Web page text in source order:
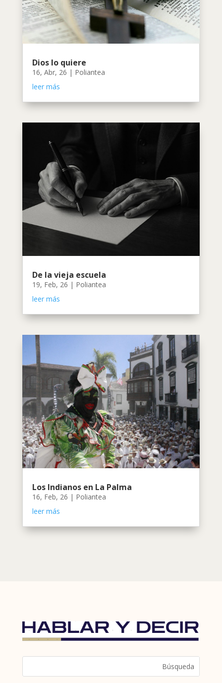
Dios lo quiere
16, Abr, 26 | Poliantea
leer más
De la vieja escuela
19, Feb, 26 | Poliantea
leer más
Los Indianos en La Palma
16, Feb, 26 | Poliantea
leer más